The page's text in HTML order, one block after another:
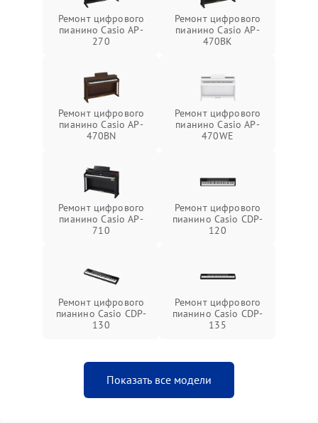
Ремонт цифрового
пианино Casio AP-
270
Ремонт цифрового
пианино Casio AP-
470BK
Ремонт цифрового
пианино Casio AP-
470BN
Ремонт цифрового
пианино Casio AP-
470WE
Ремонт цифрового
пианино Casio AP-
710
Ремонт цифрового
пианино Casio CDP-
120
Ремонт цифрового
пианино Casio CDP-
130
Ремонт цифрового
пианино Casio CDP-
135
Показать все модели